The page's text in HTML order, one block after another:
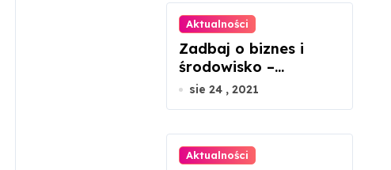
Aktualności
Zadbaj o biznes i
środowisko –
ekologiczne porady
w
sie 24 , 2021
Aktualności